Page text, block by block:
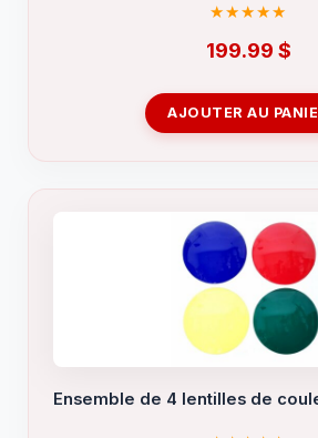
199.99 $
AJOUTER AU
Ensemble de 4 lentilles de